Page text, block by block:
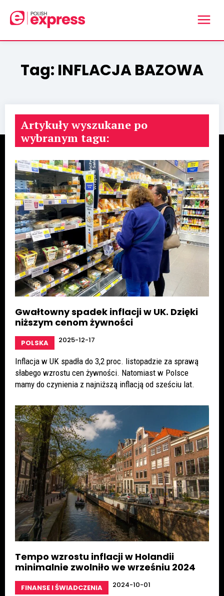
Tag: INFLACJA BAZOWA
Artykuły wyszukane po
wybranym tagu:
Gwałtowny spadek inflacji w UK. Dzięki
niższym cenom żywności
POLSKA 2025-12-17
Inflacja w UK spadła do 3,2 proc. listopadzie za sprawą
słabego wzrostu cen żywności. Natomiast w Polsce
mamy do czynienia z najniższą inflacją od sześciu lat.
Tempo wzrostu inflacji w Holandii
minimalnie zwolniło we wrześniu 2024
FINANSE I ŚWIADCZENIA 2024-10-01